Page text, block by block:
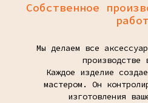
Собственное
Мы делаем все
производстве
Каждое изделие
мастером. Он
изготовления